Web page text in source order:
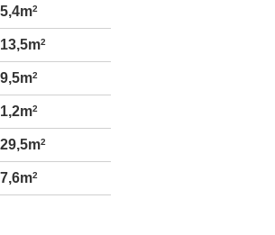
5,4m2
13,5m2
9,5m2
1,2m2
29,5m2
7,6m2